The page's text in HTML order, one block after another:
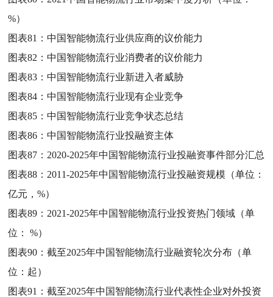
%）
图表81：中国智能物流行业供应商的议价能力
图表82：中国智能物流行业消费者的议价能力
图表83：中国智能物流行业新进入者威胁
图表84：中国智能物流行业现有企业竞争
图表85：中国智能物流行业竞争状态总结
图表86：中国智能物流行业投融资主体
图表87： 2020-2025年中国智能物流行业投融资事件部分汇总
图表88： 2011-2025年中国智能物流行业投融资规模（单位：
亿元，%）
图表89： 2021-2025年中国智能物流行业投资热门领域（单
位： %）
图表90：截至2025年中国智能物流行业融资轮次分布（单
位：起）
图表91：截至2025年中国智能物流行业代表性企业对外投资